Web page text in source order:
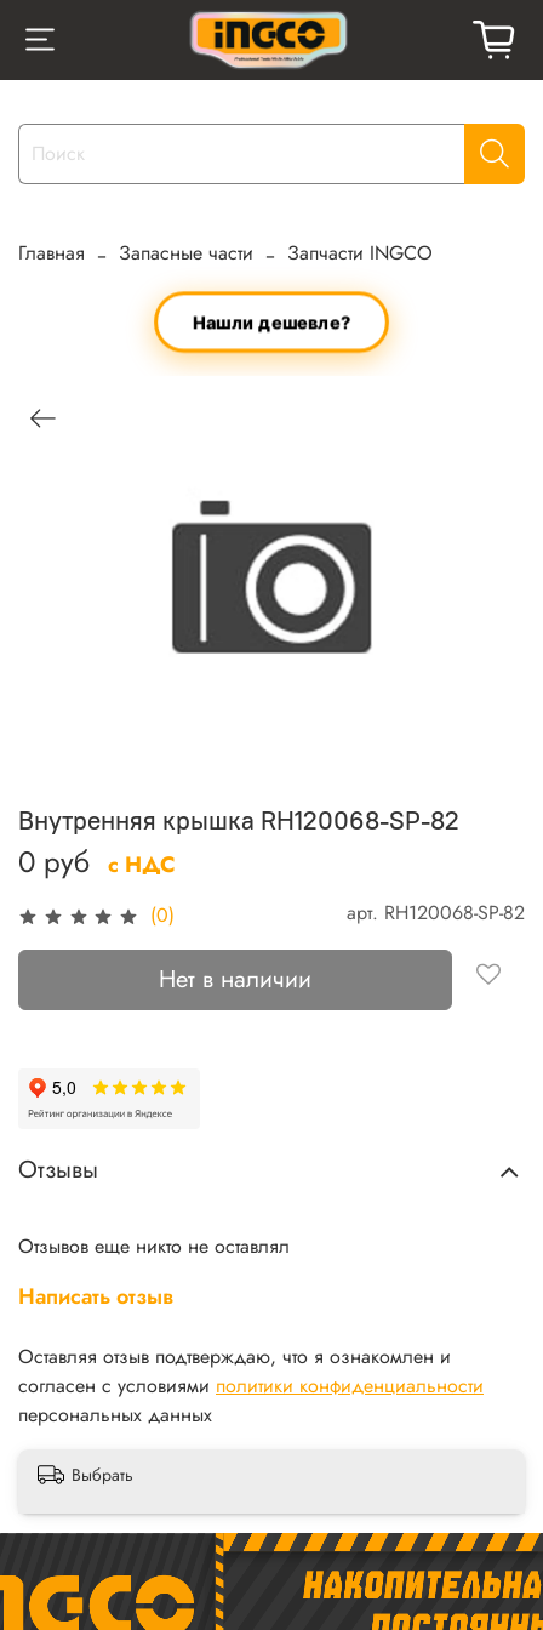
Главная Запасные части Запчасти INGCO
Нашли дешевле?
(0) арт. RH120068-SP-82
Внутренняя крышка RH120068-SP-82
0 руб с НДС
Нет в наличии
Отзывы
Отзывов еще никто не оставлял
Написать отзыв
Оставляя отзыв подтверждаю, что я ознакомлен и
согласен с условиями политики конфиденциальности
персональных данных
Выбрать